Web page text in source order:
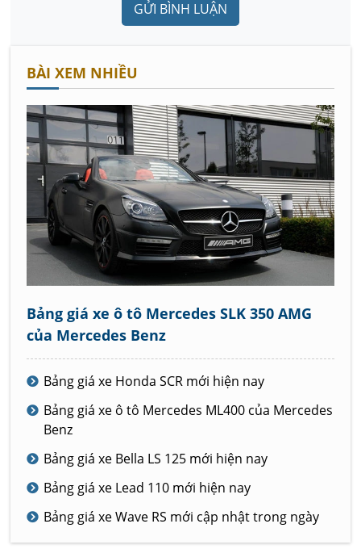
GỬI BÌNH LUẬN
BÀI XEM NHIỀU
Bảng giá xe ô tô Mercedes SLK 350 AMG
của Mercedes Benz
Bảng giá xe Honda SCR mới hiện nay
Bảng giá xe ô tô Mercedes ML400 của Mercedes
Benz
Bảng giá xe Bella LS 125 mới hiện nay
Bảng giá xe Lead 110 mới hiện nay
Bảng giá xe Wave RS mới cập nhật trong ngày